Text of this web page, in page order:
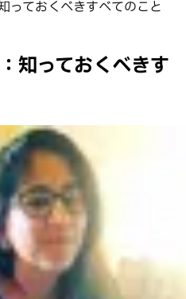
っておくべきすべてのこと
知っておくべきす